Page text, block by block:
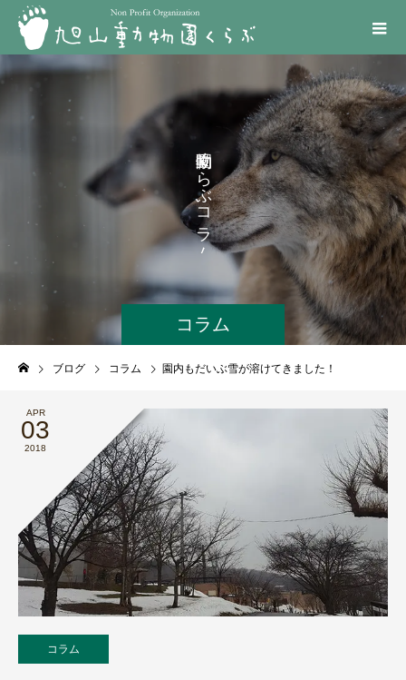
コラム
く
ら
ぶ
コ
ラ
ム
ブログ コラム 園内もだいぶ雪が溶けてきました！
APR
03
2018
コラム